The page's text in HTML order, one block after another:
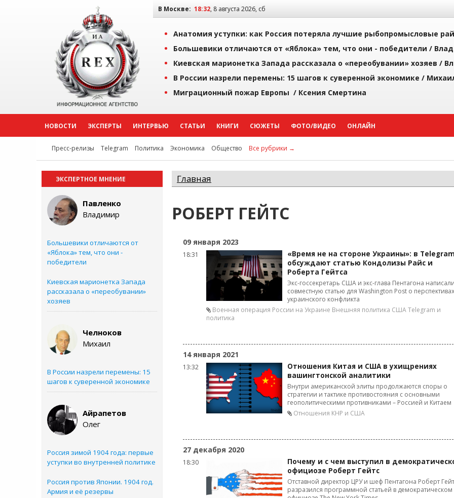
В Москве: 18:32, 8 августа 2026, сб
Анатомия уступки: как Россия потеряла лучшие рыбопромысловые
Большевики отличаются от «Яблока» тем, что они - победители /
Киевская марионетка Запада рассказала о «переобувании» хозяев /
В России назрели перемены: 15 шагов к суверенной экономике /
Миграционный пожар Европы / Ксения Смертина
НОВОСТИ ЭКСПЕРТЫ ИНТЕРВЬЮ СТАТЬИ КНИГИ СЮЖЕТЫ ФОТО/ВИДЕО ОНЛАЙН
Пресс-релизы Telegram Политика Экономика Общество Все рубрики →
ЭКСПЕРТНОЕ МНЕНИЕ
Павленко
Владимир
Большевики отличаются от
«Яблока» тем, что они -
победители
Киевская марионетка Запада
рассказала о «переобувании»
хозяев
Челноков
Михаил
В России назрели перемены: 15
шагов к суверенной экономике
Айрапетов
Олег
Россия зимой 1904 года: первые
уступки во внутренней политике
Россия против Японии. 1904 год.
Армия и её резервы
Главная
РОБЕРТ ГЕЙТС
09 января 2023
18:31
«Время не на стороне Украины»: в
обсуждают статью Кондолизы Райс и
Роберта Гейтса
Экс-госсекретарь США и экс-глава Пентагона
совместную статью для Washington Post о перспективах
украинского конфликта
Военная операция России на Украине Внешняя политика СШАTelegram и
политика
14 января 2021
13:32
Отношения Китая и США в ухищрениях
вашингтонской аналитики
Внутри американской элиты продолжаются споры о
стратегии и тактике противостояния с основными
геополитическими противниками – Россией и Китаем
Отношения КНР и США
27 декабря 2020
18:30
Почему и с чем выступил в
официозе Роберт Гейтс
Отставной директор ЦРУ и шеф Пентагона Роберт
разразился программной статьей в демократическом